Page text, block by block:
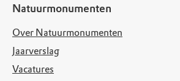
Natuurmonumenten
Over Natuurmonumenten
Jaarverslag
Vacatures